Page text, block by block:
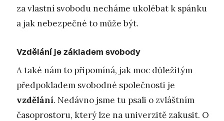
za vlastní svobodu necháme ukolébat k spánku
a jak nebezpečné to může být.
Vzdělání je základem svobody
A také nám to připomíná, jak moc důležitým
předpokladem svobodné společnosti je
vzdělání. Nedávno jsme tu psali o zvláštním
časoprostoru, který lze na univerzitě zakusit. O